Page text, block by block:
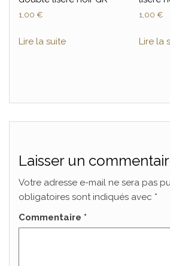
1,00 €
Lire la suite
1,00 €
Lire la
Laisser un
Votre adresse e-mail ne sera pas
obligatoires sont indiqués avec *
Commentaire *